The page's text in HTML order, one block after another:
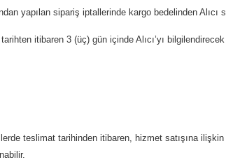
yapılan sipariş iptallerinde kargo bedelinden Alıcı
itibaren 3 (üç) gün içinde Alıcı’yı
teslimat tarihinden itibaren, hizmet satışına